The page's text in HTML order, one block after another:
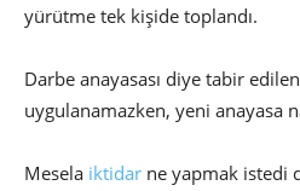
yürütme tek kişide toplandı.
Darbe anayasası diye tabir
uygulanamazken, yeni anayasa
Mesela iktidar ne yapmak istedi